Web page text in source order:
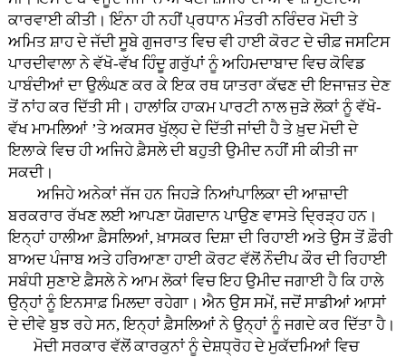
ਕਾਰਵਾਈ ਕੀਤੀ। ਇੰਨਾ ਹੀ ਨਹੀਂ ਪ੍ਰਧਾਨ ਮੰਤਰੀ ਨਰਿੰਦਰ ਮੋਦੀ ਤੇ
ਅਮਿਤ ਸ਼ਾਹ ਦੇ ਜੱਦੀ ਸੂਬੇ ਗੁਜਰਾਤ ਵਿਚ ਵੀ ਹਾਈ ਕੋਰਟ ਦੇ ਚੀਫ਼ ਜਸਟਿਸ
ਪਾਰਦੀਵਾਲਾ ਨੇ ਵੱਖੋ-ਵੱਖ ਹਿੰਦੂ ਗਰੁੱਪਾਂ ਨੂੰ ਅਹਿਮਦਾਬਾਦ ਵਿਚ ਕੋਵਿਡ
ਪਾਬੰਦੀਆਂ ਦਾ ਉਲੰਘਣ ਕਰ ਕੇ ਇਕ ਰਥ ਯਾਤਰਾ ਕੱਢਣ ਦੀ ਇਜਾਜ਼ਤ ਦੇਣ
ਤੋਂ ਨਾਂਹ ਕਰ ਦਿੱਤੀ ਸੀ। ਹਾਲਾਂਕਿ ਹਾਕਮ ਪਾਰਟੀ ਨਾਲ ਜੁੜੇ ਲੋਕਾਂ ਨੂੰ ਵੱਖੋ-
ਵੱਖ ਮਾਮਲਿਆਂ ’ਤੇ ਅਕਸਰ ਖੁੱਲ੍ਹ ਦੇ ਦਿੱਤੀ ਜਾਂਦੀ ਹੈ ਤੇ ਖ਼ੁਦ ਮੋਦੀ ਦੇ
ਇਲਾਕੇ ਵਿਚ ਹੀ ਅਜਿਹੇ ਫ਼ੈਸਲੇ ਦੀ ਬਹੁਤੀ ਉਮੀਦ ਨਹੀਂ ਸੀ ਕੀਤੀ ਜਾ
ਸਕਦੀ।
ਅਜਿਹੇ ਅਨੇਕਾਂ ਜੱਜ ਹਨ ਜਿਹੜੇ ਨਿਆਂਪਾਲਿਕਾ ਦੀ ਆਜ਼ਾਦੀ
ਬਰਕਰਾਰ ਰੱਖਣ ਲਈ ਆਪਣਾ ਯੋਗਦਾਨ ਪਾਉਣ ਵਾਸਤੇ ਦ੍ਰਿੜ੍ਹ ਹਨ।
ਇਨ੍ਹਾਂ ਹਾਲੀਆ ਫ਼ੈਸਲਿਆਂ, ਖ਼ਾਸਕਰ ਦਿਸ਼ਾ ਦੀ ਰਿਹਾਈ ਅਤੇ ਉਸ ਤੋਂ ਫ਼ੌਰੀ
ਬਾਅਦ ਪੰਜਾਬ ਅਤੇ ਹਰਿਆਣਾ ਹਾਈ ਕੋਰਟ ਵੱਲੋਂ ਨੌਦੀਪ ਕੌਰ ਦੀ ਰਿਹਾਈ
ਸਬੰਧੀ ਸੁਣਾਏ ਫ਼ੈਸਲੇ ਨੇ ਆਮ ਲੋਕਾਂ ਵਿਚ ਇਹ ਉਮੀਦ ਜਗਾਈ ਹੈ ਕਿ ਹਾਲੇ
ਉਨ੍ਹਾਂ ਨੂੰ ਇਨਸਾਫ਼ ਮਿਲਦਾ ਰਹੇਗਾ। ਐਨ ਉਸ ਸਮੇਂ, ਜਦੋਂ ਸਾਡੀਆਂ ਆਸਾਂ
ਦੇ ਦੀਵੇ ਬੁਝ ਰਹੇ ਸਨ, ਇਨ੍ਹਾਂ ਫ਼ੈਸਲਿਆਂ ਨੇ ਉਨ੍ਹਾਂ ਨੂੰ ਜਗਦੇ ਕਰ ਦਿੱਤਾ ਹੈ।
ਮੋਦੀ ਸਰਕਾਰ ਵੱਲੋਂ ਕਾਰਕੁਨਾਂ ਨੂੰ ਦੇਸ਼ਧ੍ਰੋਹ ਦੇ ਮੁਕੱਦਮਿਆਂ ਵਿਚ